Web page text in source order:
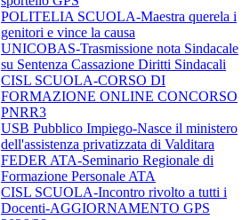
POLITELIA SCUOLA-Maestra querela i
genitori e vince la causa
UNICOBAS-Trasmissione nota Sindacale
su Sentenza Cassazione Diritti Sindacali
CISL SCUOLA-CORSO DI
FORMAZIONE ONLINE CONCORSO
PNRR3
USB Pubblico Impiego-Nasce il ministero
dell'assistenza privatizzata di Valditara
FEDER ATA-Seminario Regionale di
Formazione Personale ATA
CISL SCUOLA-Incontro rivolto a tutti i
Docenti-AGGIORNAMENTO GPS